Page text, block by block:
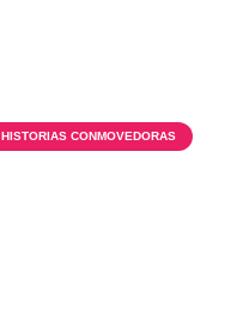
HISTORIAS CONMOVEDORAS